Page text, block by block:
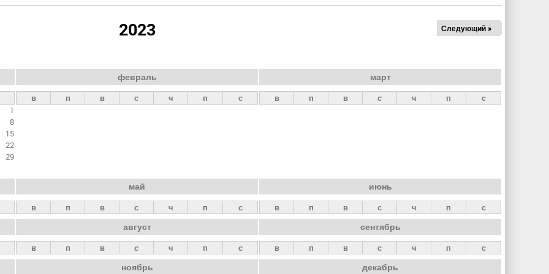
2023 Следующий »
1
8
15
22
29
февраль
в п в с ч п с
март
в п в с ч п с
май
в п в с ч п с
июнь
в п в с ч п с
август
в п в с ч п с
сентябрь
в п в с ч п с
ноябрь декабрь